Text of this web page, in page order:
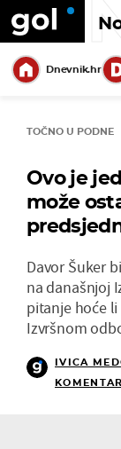
Dnevnik.hr
TOČNO U PODNE
Ovo je
može
Davor Šuker
na današnjoj
pitanje hoće
Izvršnom
IVICA